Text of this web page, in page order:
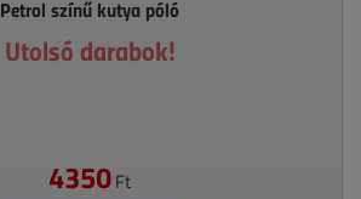
Petrol színű kutya póló
Utolsó darabok!
4350Ft